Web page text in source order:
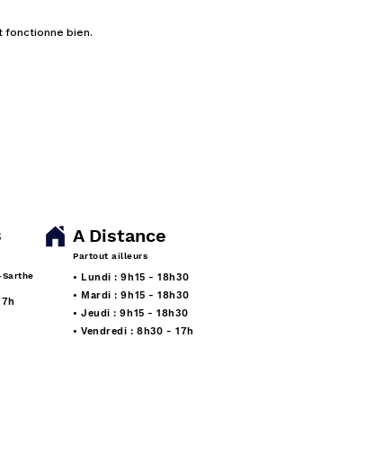
fonctionne bien.
Partout ailleurs
A Distance
• Lundi : 9h15 - 18h30
• Mardi : 9h15 - 18h30
• Jeudi : 9h15 - 18h30
• Vendredi : 8h30 - 17h